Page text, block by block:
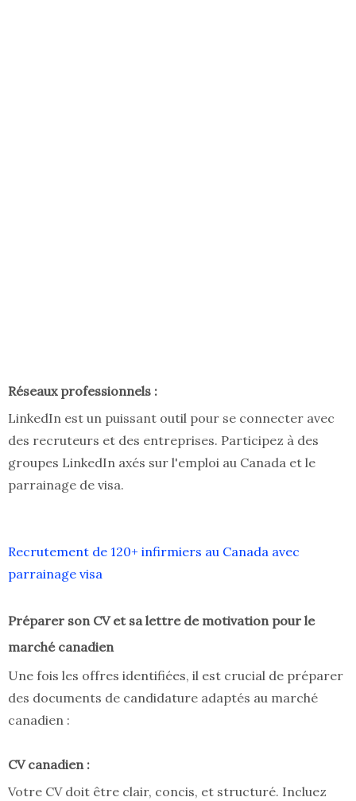
Réseaux professionnels :
LinkedIn est un puissant outil pour se connecter avec
des recruteurs et des entreprises. Participez à des
groupes LinkedIn axés sur l'emploi au Canada et le
parrainage de visa.
Recrutement de 120+ infirmiers au Canada avec
parrainage visa
Préparer son CV et sa lettre de motivation pour le
marché canadien
Une fois les offres identifiées, il est crucial de préparer
des documents de candidature adaptés au marché
canadien :
CV canadien :
Votre CV doit être clair, concis, et structuré. Incluez